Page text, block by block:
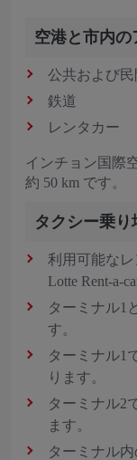
空港と市内の
公共および
鉄道
レンタカー
インチョン国際
約 50 km です。
タクシー乗り
利用可能なレ
Lotte Rent-a-
ターミナル1
す。
ターミナル1
ります。
ターミナル2
ます。
ターミナル